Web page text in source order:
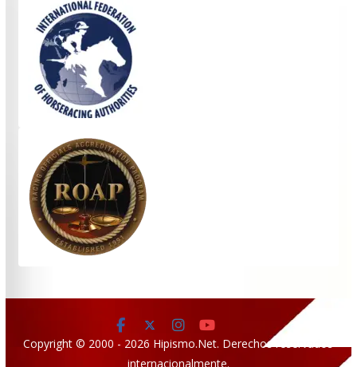
Copyright © 2000 - 2026 Hipismo.Net. Derechos reservados
internacionalmente.